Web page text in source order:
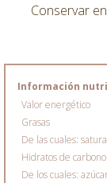
Conservar
Información
Valor energético
Grasas
De las cuales:
Hidratos de carbono
De los cuales: